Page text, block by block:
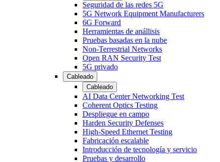
Seguridad de las redes 5G
5G Network Equipment Manufacturers
6G Forward
Herramientas de anállisis
Pruebas basadas en la nube
Non-Terrestrial Networks
Open RAN Security Test
5G privado
Cableado
Cableado
AI Data Center Networking Test
Coherent Optics Testing
Despliegue en campo
Harden Security Defenses
High-Speed Ethernet Testing
Fabricación escalable
Introducción de tecnología y servicio
Pruebas y desarrollo